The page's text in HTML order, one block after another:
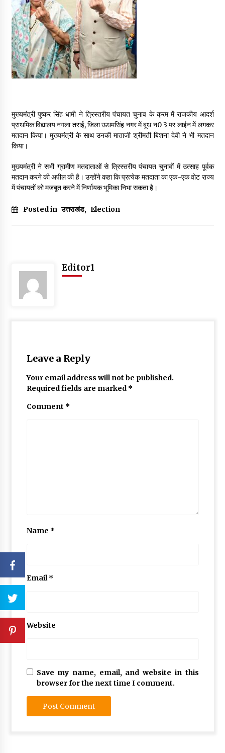
May 16, 2022
Thought Of The Day 14 May
May 14, 2022
Thought Of The Day 12 May
Thought Of The Day 11 May
May 11, 2022
Thought Of The Day 9 May
May 9, 2022
मुख्यमंत्री पुष्कर सिंह धामी ने त्रिस्तरीय पंचायत चुनाव के क्रम में राजकीय आदर्श
प्राथमिक विद्यालय नगला तराई, जिला ऊधमसिंह नगर में बूथ न0 3 पर लाईन में लगकर
मतदान किया। मुख्यमंत्री के साथ उनकी माताजी श्रीमती बिशना देवी ने भी मतदान
किया।
मुख्यमंत्री ने सभी ग्रामीण मतदाताओं से त्रिस्तरीय पंचायत चुनावों में उत्साह पूर्वक
मतदान करने की अपील की है। उन्होंने कहा कि प्रत्येक मतदाता का एक-एक वोट राज्य
में पंचायतों को मजबूत करने में निर्णायक भूमिका निभा सकता है।
Posted in उत्तराखंड, Election
Editor1
Leave a Reply
Your email address will not be published.
Required fields are marked *
Comment *
Name *
Email*
Website
Save my name, email, and website in this
browser for the next time I comment.